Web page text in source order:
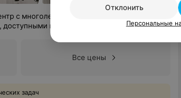
с многолетней историей, опытными
ценами.
Все цены
задач
Отклонить
Персональные